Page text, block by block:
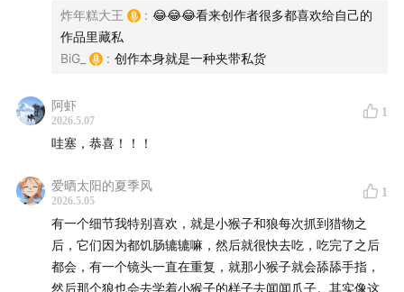
【BGM】
野孩子 - 引子
野孩子 - 丛林
野孩子 - 生存
野孩子 - 蒙太奇
炸年糕大王 : 😂😂😂看来创作者很多都喜欢给自己的
作品里藏私
BiG_
: 创作本身就是一种夹带私货
阿虾
2026.5.07
1
哇塞，恭喜！！！
爱晒太阳的夏季风
2026.5.05
1
有一个细节我特别喜欢，就是小猴子和狼每次抓到猎物之
后，它们因为都饥肠辘辘嘛，然后就很快去吃，吃完了之后
都会，有一个镜头一直在重复，就那小猴子就会舔舔手指，
然后那个狼也会去学着小猴子的样子去闻闻爪子。其实像这